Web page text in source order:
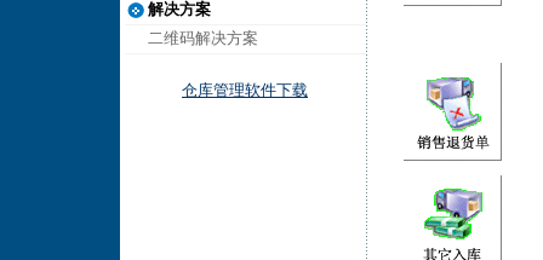
解决方案
二维码解决方案
仓库管理软件下载